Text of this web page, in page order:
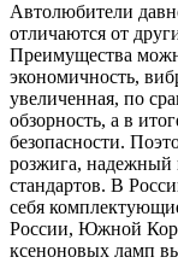
Автолюбители
отличаются от
Преимущества
экономичность,
увеличенная, по
обзорность, а в
безопасности.
розжига, надежный
стандартов. В
себя
России, Южной
ксеноновых ламп